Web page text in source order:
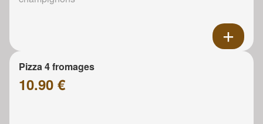
Pizza 4 fromages
10.90 €